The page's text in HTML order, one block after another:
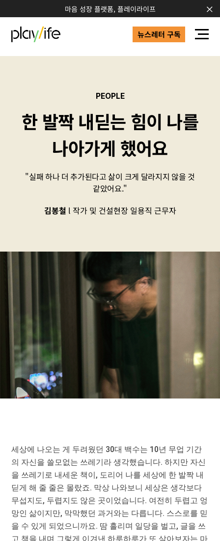
마음 성장 플랫폼, 플레이라이프
뉴스레터 구독
PEOPLE
한 발짝 내딛는 힘이 나를
나아가게 했어요
"실패 하나 더 추가된다고 삶이 크게 달라지지 않을 것
같았어요."
김봉철
작가 및 건설현장 일용직 근무자
세상에 나오는 게 두려웠던 30대 백수는 10년 무업 기간
의 자신을 쓸모없는 쓰레기라 생각했습니다. 하지만 자신
을 쓰레기로 내세운 책이, 도리어 나를 세상에 한 발짝 내
딛게 해 줄 줄은 몰랐죠. 막상 나와보니 세상은 생각보다
무섭지도, 두렵지도 않은 곳이었습니다. 여전히 두렵고 엉
망인 삶이지만, 막막했던 과거와는 다릅니다. 스스로를 믿
을 수 있게 되었으니까요. 땀 흘리며 일당을 벌고, 글을 쓰
고 책을 내며 그렇게 이겨낸 하루하루가 또 살아보자는 마